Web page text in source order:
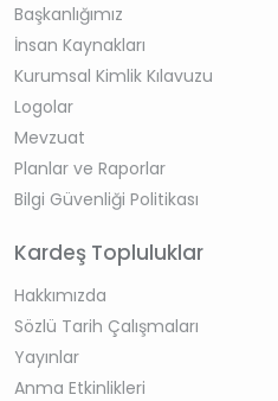
Başkanlığımız
İnsan Kaynakları
Kurumsal Kimlik Kılavuzu
Logolar
Mevzuat
Planlar ve Raporlar
Bilgi Güvenliği Politikası
Kardeş Topluluklar
Hakkımızda
Sözlü Tarih Çalışmaları
Yayınlar
Anma Etkinlikleri